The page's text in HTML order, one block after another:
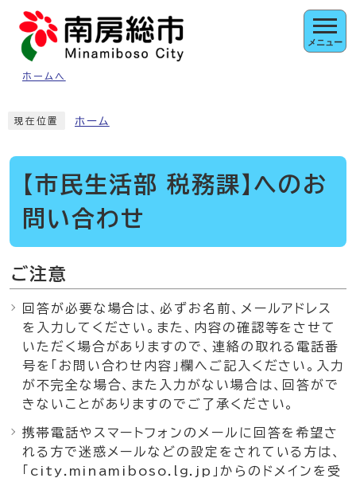
ページの先頭です
ホームへ
メニュー
現在位置 ホーム
【市民生活部 税務課】へのお
問い合わせ
ご注意
回答が必要な場合は、必ずお名前、メールアドレス
を入力してください。また、内容の確認等をさせて
いただく場合がありますので、連絡の取れる電話番
号を「お問い合わせ内容」欄へご記入ください。入力
が不完全な場合、また入力がない場合は、回答がで
きないことがありますのでご了承ください。
携帯電話やスマートフォンのメールに回答を希望さ
れる方で迷惑メールなどの設定をされている方は、
「city.minamiboso.lg.jp」からのドメインを受